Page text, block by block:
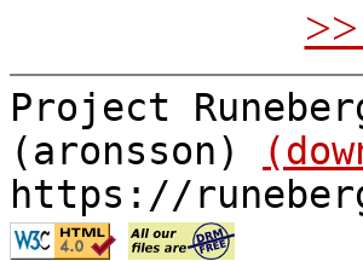
Project
(aronsson)
https://